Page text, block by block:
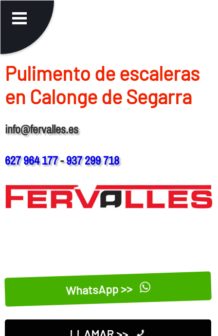
Pulimento de escaleras
en Calonge de Segarra
info@fervalles.es
627 964 177-937 299 718
WhatsApp >>